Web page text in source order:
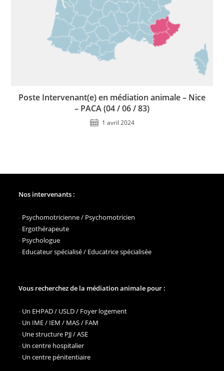
Poste Intervenant(e) en médiation animale – Nice
– PACA (04 / 06 / 83)
1 avril 2024
Nos intervenants :
- Psychomotricienne / Psychomotricien
- Ergothérapeute
- Psychologue
- Educateur spécialisé / Educatrice spécialisée
Vous recherchez de la médiation animale pour :
- Un EHPAD / USLD / Foyer logement
- Un IME / IEM / MAS / FAM
- Une structure PJJ / ASE
- Un centre hospitalier
- Un centre pénitentiaire